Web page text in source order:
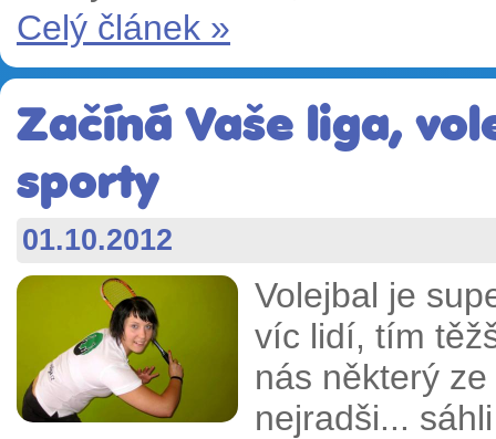
Celý článek »
Začíná Vaše liga,
sporty
01.10.2012
Volejbal je
víc lidí, tím
nás některý
nejradši...